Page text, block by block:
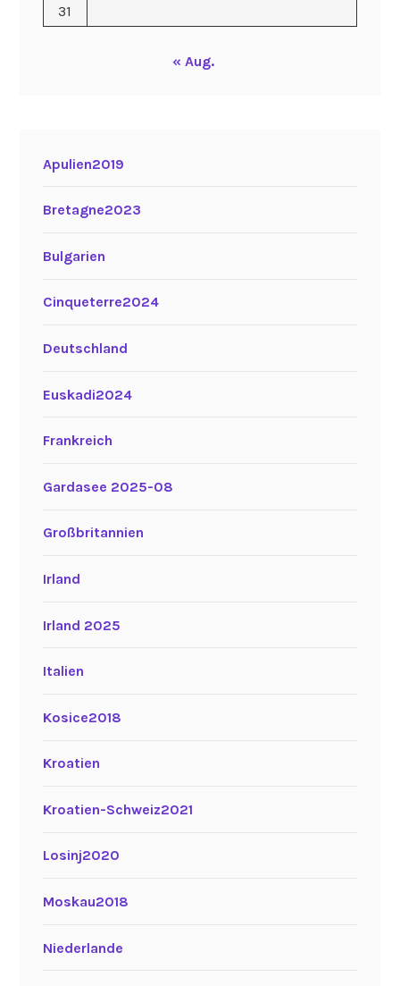
31
« Aug.
Apulien2019
Bretagne2023
Bulgarien
Cinqueterre2024
Deutschland
Euskadi2024
Frankreich
Gardasee 2025-08
Großbritannien
Irland
Irland 2025
Italien
Kosice2018
Kroatien
Kroatien-Schweiz2021
Losinj2020
Moskau2018
Niederlande